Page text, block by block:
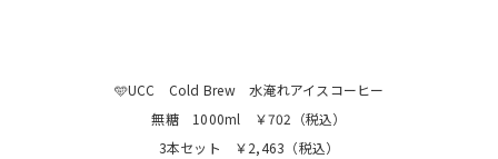
🩵UCC Cold Brew 水淹れアイスコーヒー
無糖 1000ml ￥702（税込）
3本セット ￥2,463（税込）